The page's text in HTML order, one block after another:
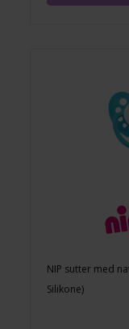
NIP sutter med
Silikone)